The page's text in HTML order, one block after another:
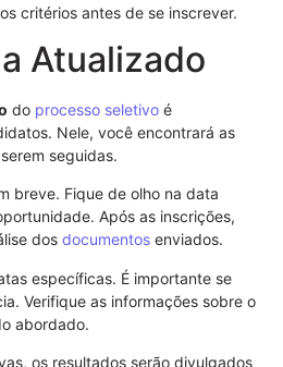
critérios antes de se inscrever.
Atualizado
do processo seletivo é
Nele, você encontrará as
seguidas.
breve. Fique de olho na data
Após as inscrições,
dos documentos enviados.
específicas. É importante se
Verifique as informações sobre o
abordado.
os resultados serão divulgados